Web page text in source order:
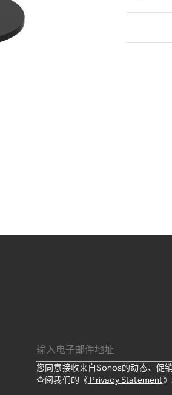
您同意接收来自Sonos的动态、促
查阅我们的《 Privacy Statement